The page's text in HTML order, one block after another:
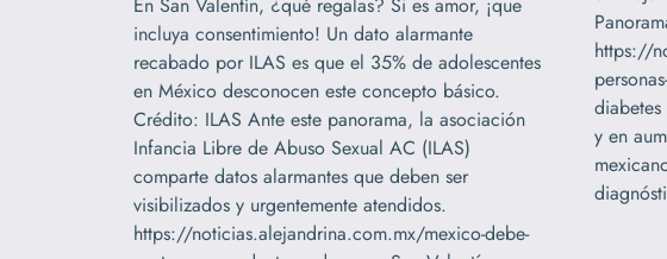
En San Valentín, ¿qué regalas? Si es amor, ¡que
incluya consentimiento! Un dato alarmante
recabado por ILAS es que el 35% de adolescentes
en México desconocen este concepto básico.
Crédito: ILAS Ante este panorama, la asociación
Infancia Libre de Abuso Sexual AC (ILAS)
comparte datos alarmantes que deben ser
visibilizados y urgentemente atendidos.
https://noticias.alejandrina.com.mx/mexico-debe-
https://
y en